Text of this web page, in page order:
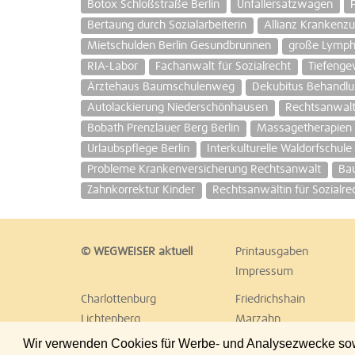
Wir verwenden Cookies für Werbe- und Analysezwecke
Botox Schloßstraße Berlin
Unfallersatzwagen
Bertaung durch Sozialarbeiterin
Allianz
Mietschulden Berlin Gesundbrunnen
große
RIA-Labor
Fachanwalt für Sozialrecht
Ärztehaus Baumschulenweg
Dekubitus
Autolackierung Niederschönhausen
Bobath Prenzlauer Berg Berlin
Massagetherapien
Urlaubspflege Berlin
Interkulturelle Waldorfschule
Probleme Krankenversicherung Rechtsanwalt
Zahnkorrektur Kinder
Rechtsanwältin für
© WEGWEISER aktuell Printausgaben
Impressum
Charlottenburg Friedrichshain
Lichtenberg
Marzahn
Reinickendorf
Schöneberg